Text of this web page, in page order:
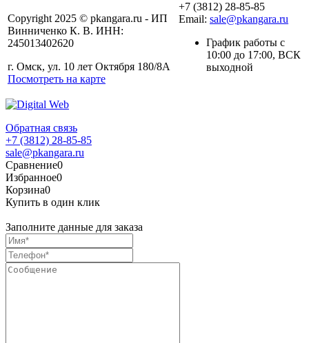
Copyright 2025 © pkangara.ru - ИП
Винниченко К. В. ИНН:
245013402620
г. Омск, ул. 10 лет Октября 180/8А
Посмотреть на карте
+7 (3812) 28-85-85
Email: sale@pkangara.ru
График работы с
10:00 до 17:00, ВСК
выходной
Обратная связь
+7 (3812) 28-85-85
sale@pkangara.ru
Сравнение0
Избранное0
Корзина0
Купить в один клик
Заполните данные для заказа